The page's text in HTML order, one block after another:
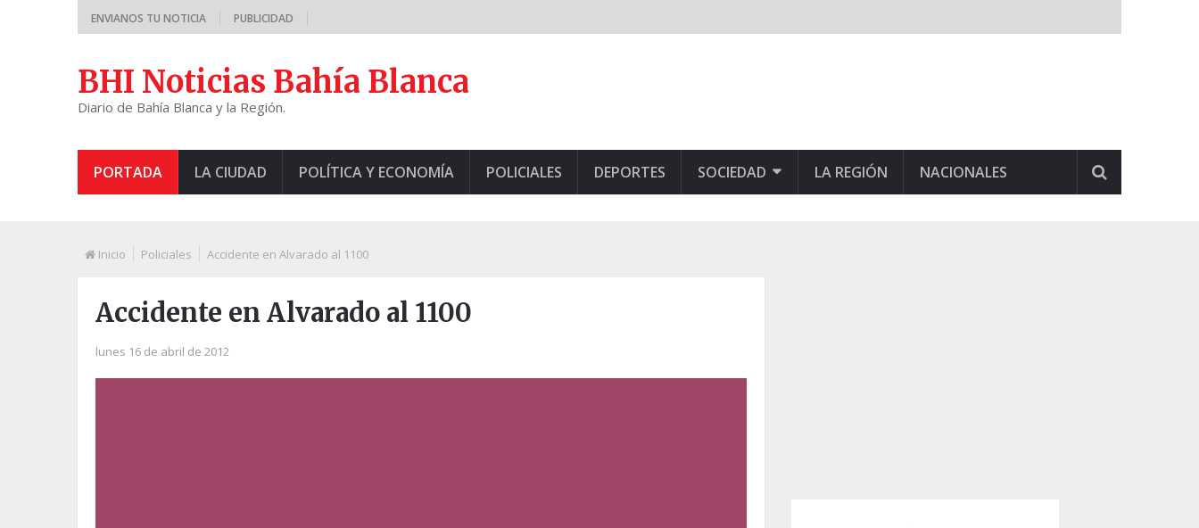
ENVIANOS TU NOTICIA PUBLICIDAD
BHI Noticias Bahía Blanca
Diario de Bahía Blanca y la Región.
PORTADA LA CIUDAD POLÍTICA Y ECONOMÍA POLICIALES DEPORTES SOCIEDAD LA REGIÓN NACIONALES
Inicio Policiales Accidente en Alvarado al 1100
Accidente en Alvarado al 1100
lunes 16 de abril de 2012